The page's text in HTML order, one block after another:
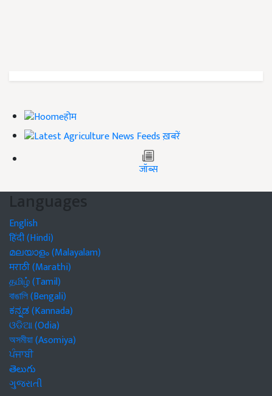
होम
ख़बरें
जॉब्स
Languages
English
हिंदी (Hindi)
മലയാളം (Malayalam)
मराठी (Marathi)
தமிழ் (Tamil)
বাঙালি (Bengali)
ಕನ್ನಡ (Kannada)
ଓଡିଆ (Odia)
অসমীয়া (Asomiya)
ਪੰਜਾਬੀ
తెలుగు
ગુજરાતી